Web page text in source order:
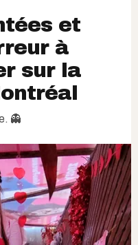
et
à
sur la
👻